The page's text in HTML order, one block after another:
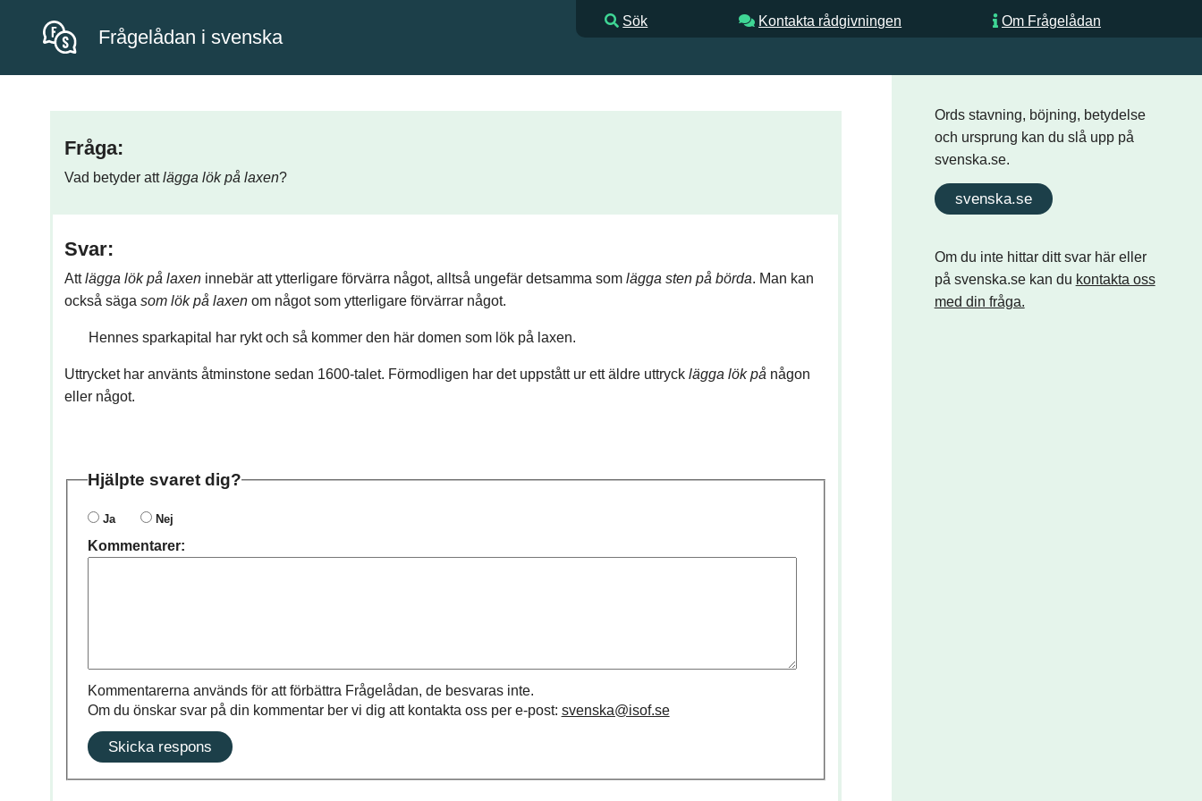
Frågelådan i svenska
Sök Kontakta rådgivningen Om Frågelådan
Fråga:
Vad betyder attlägga lök på laxen?
Svar:
Attlägga lök på laxeninnebär att ytterligare förvärra något, alltså ungefär detsamma som lägga sten på börda. Man kan
också säga som lök på laxenom något som ytterligare förvärrar något.
Hennes sparkapital har rykt och så kommer den här domen som lök på laxen.
Uttrycket har använts åtminstone sedan 1600-talet. Förmodligen har det uppstått ur ett äldre uttryck lägga lök på någon
eller något.
Hjälpte svaret dig?
Ja Nej
Kommentarer:
Kommentarerna används för att förbättra Frågelådan, de besvaras inte.
Om du önskar svar på din kommentar ber vi dig att kontakta oss per e-post: svenska@isof.se
Skicka respons
Ords stavning, böjning, betydelse
och ursprung kan du slå upp på
svenska.se.
svenska.se
Om du inte hittar ditt svar här eller
på svenska.se kan du kontakta oss
med din fråga.